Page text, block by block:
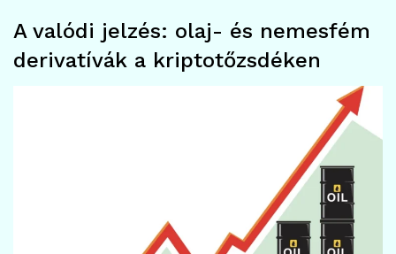
A valódi jelzés: olaj- és nemesfém
derivatívák a kriptotőzsdéken